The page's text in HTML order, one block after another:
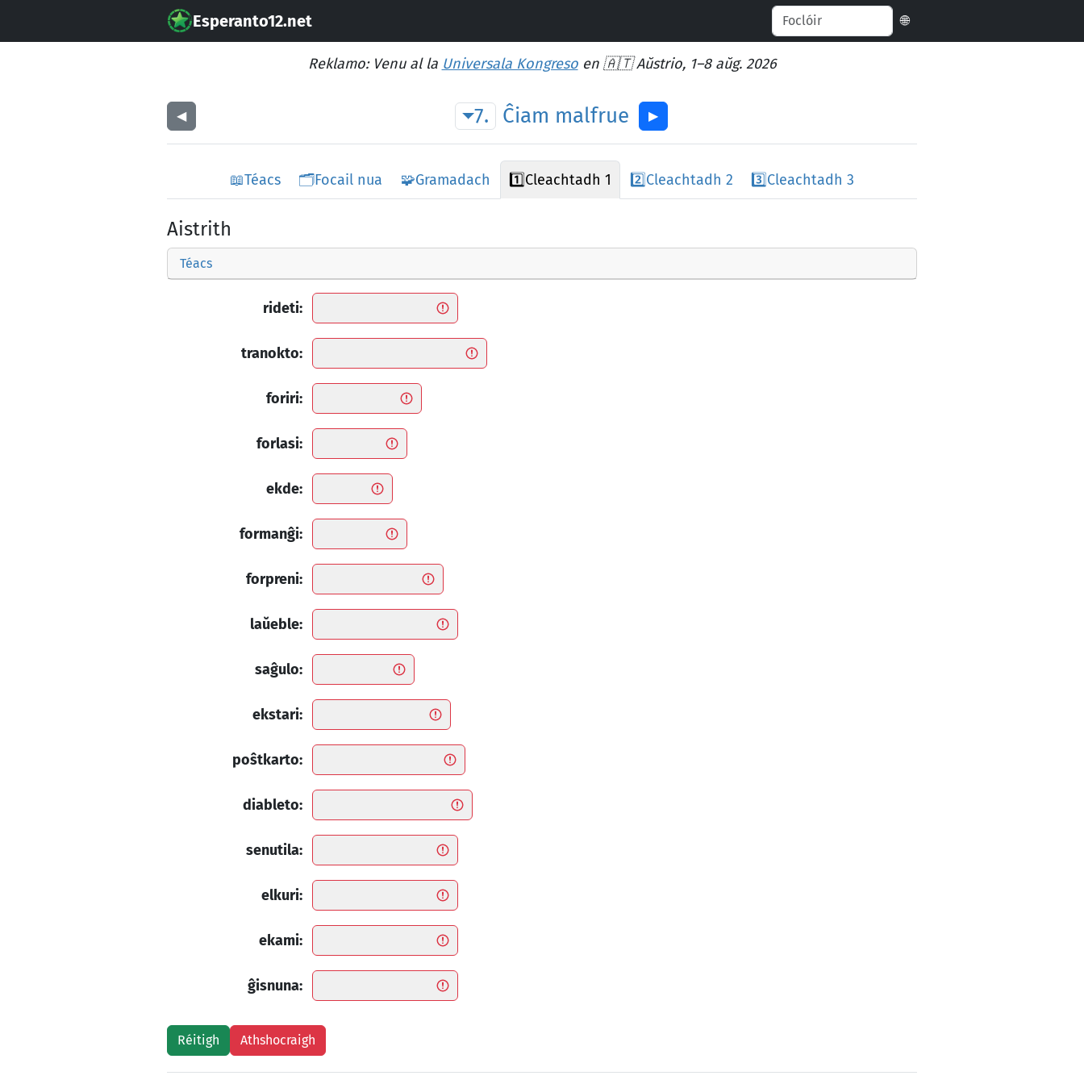
Esperanto12.net 🌐
Reklamo: Venu al la Universala Kongresoen 🇦🇹 Aŭstrio, 1–8 aŭg. 2026
◀︎ 7. Ĉiam malfrue ▶︎
📖Téacs 🗂️Focail nua 🧩Gramadach 1️⃣Cleachtadh 1 2️⃣Cleachtadh 2 3️⃣Cleachtadh 3
Aistrith
Téacs
rideti:
tranokto:
foriri:
forlasi:
ekde:
formanĝi:
forpreni:
laŭeble:
saĝulo:
ekstari:
poŝtkarto:
diableto:
senutila:
elkuri:
ekami:
ĝisnuna: